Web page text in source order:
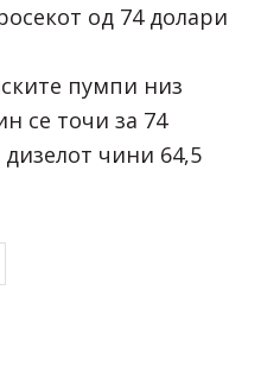
од 74 долари
пумпи низ
се точи за 74
чини 64,5